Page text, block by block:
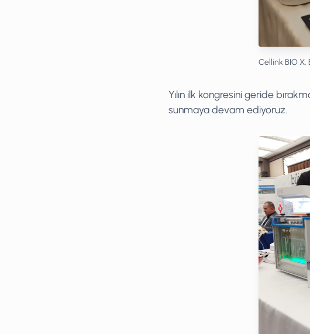
Cellink BIO
Yılın ilk kongresini geride
sunmaya devam ediyoruz.